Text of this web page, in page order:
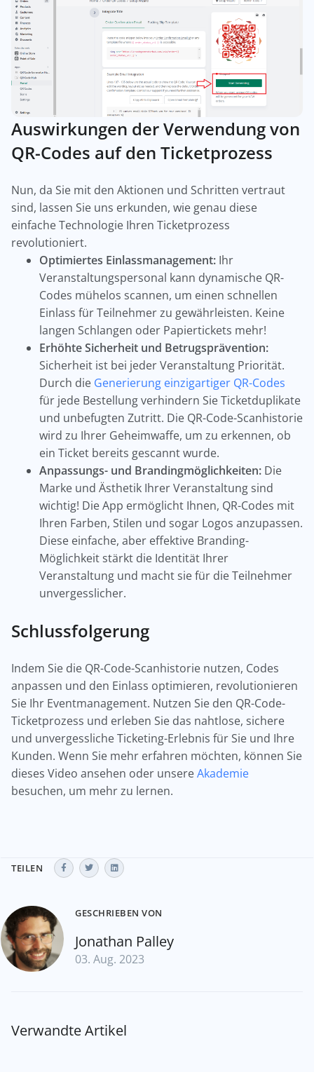
Auswirkungen der Verwendung von
QR-Codes auf den Ticketprozess
Nun, da Sie mit den Aktionen und Schritten vertraut
sind, lassen Sie uns erkunden, wie genau diese
einfache Technologie Ihren Ticketprozess
revolutioniert.
Optimiertes Einlassmanagement: Ihr
Veranstaltungspersonal kann dynamische QR-
Codes mühelos scannen, um einen schnellen
Einlass für Teilnehmer zu gewährleisten. Keine
langen Schlangen oder Papiertickets mehr!
Erhöhte Sicherheit und Betrugsprävention:
Sicherheit ist bei jeder Veranstaltung Priorität.
Durch die Generierung einzigartiger QR-Codes
für jede Bestellung verhindern Sie Ticketduplikate
und unbefugten Zutritt. Die QR-Code-Scanhistorie
wird zu Ihrer Geheimwaffe, um zu erkennen, ob
ein Ticket bereits gescannt wurde.
Anpassungs- und Brandingmöglichkeiten: Die
Marke und Ästhetik Ihrer Veranstaltung sind
wichtig! Die App ermöglicht Ihnen, QR-Codes mit
Ihren Farben, Stilen und sogar Logos anzupassen.
Diese einfache, aber effektive Branding-
Möglichkeit stärkt die Identität Ihrer
Veranstaltung und macht sie für die Teilnehmer
unvergesslicher.
Schlussfolgerung
Indem Sie die QR-Code-Scanhistorie nutzen, Codes
anpassen und den Einlass optimieren, revolutionieren
Sie Ihr Eventmanagement. Nutzen Sie den QR-Code-
Ticketprozess und erleben Sie das nahtlose, sichere
und unvergessliche Ticketing-Erlebnis für Sie und Ihre
Kunden. Wenn Sie mehr erfahren möchten, können Sie
dieses Video ansehen oder unsereAkademie
besuchen, um mehr zu lernen.
TEILEN
GESCHRIEBEN VON
Jonathan Palley
03. Aug. 2023
Verwandte Artikel